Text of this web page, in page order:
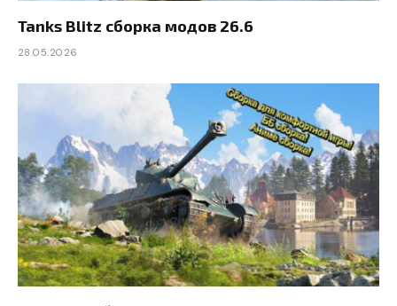
Tanks Blitz сборка модов 26.6
28.05.2026